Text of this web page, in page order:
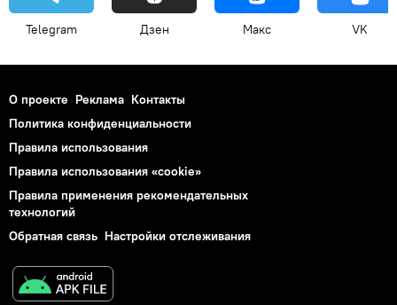
Telegram Дзен Макс VK
О проекте Реклама Контакты
Политика конфиденциальности
Правила использования
Правила использования «cookie»
Правила применения рекомендательных
технологий
Обратная связь Настройки отслеживания